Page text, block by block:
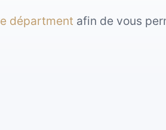
départment afin de vous